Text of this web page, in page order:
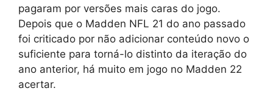
pagaram por versões mais caras do jogo.
Depois que o Madden NFL 21 do ano passado
foi criticado por não adicionar conteúdo novo o
suficiente para torná-lo distinto da iteração do
ano anterior, há muito em jogo no Madden 22
acertar.